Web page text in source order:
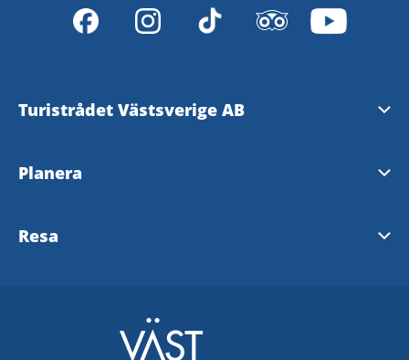
Turistrådet Västsverige AB
Tipsa om evenemang
Turistrådet Västsverige AB
Planera
Nyhetsbrev från Västsverige
Tillgänglighetsguide - TD
Resa